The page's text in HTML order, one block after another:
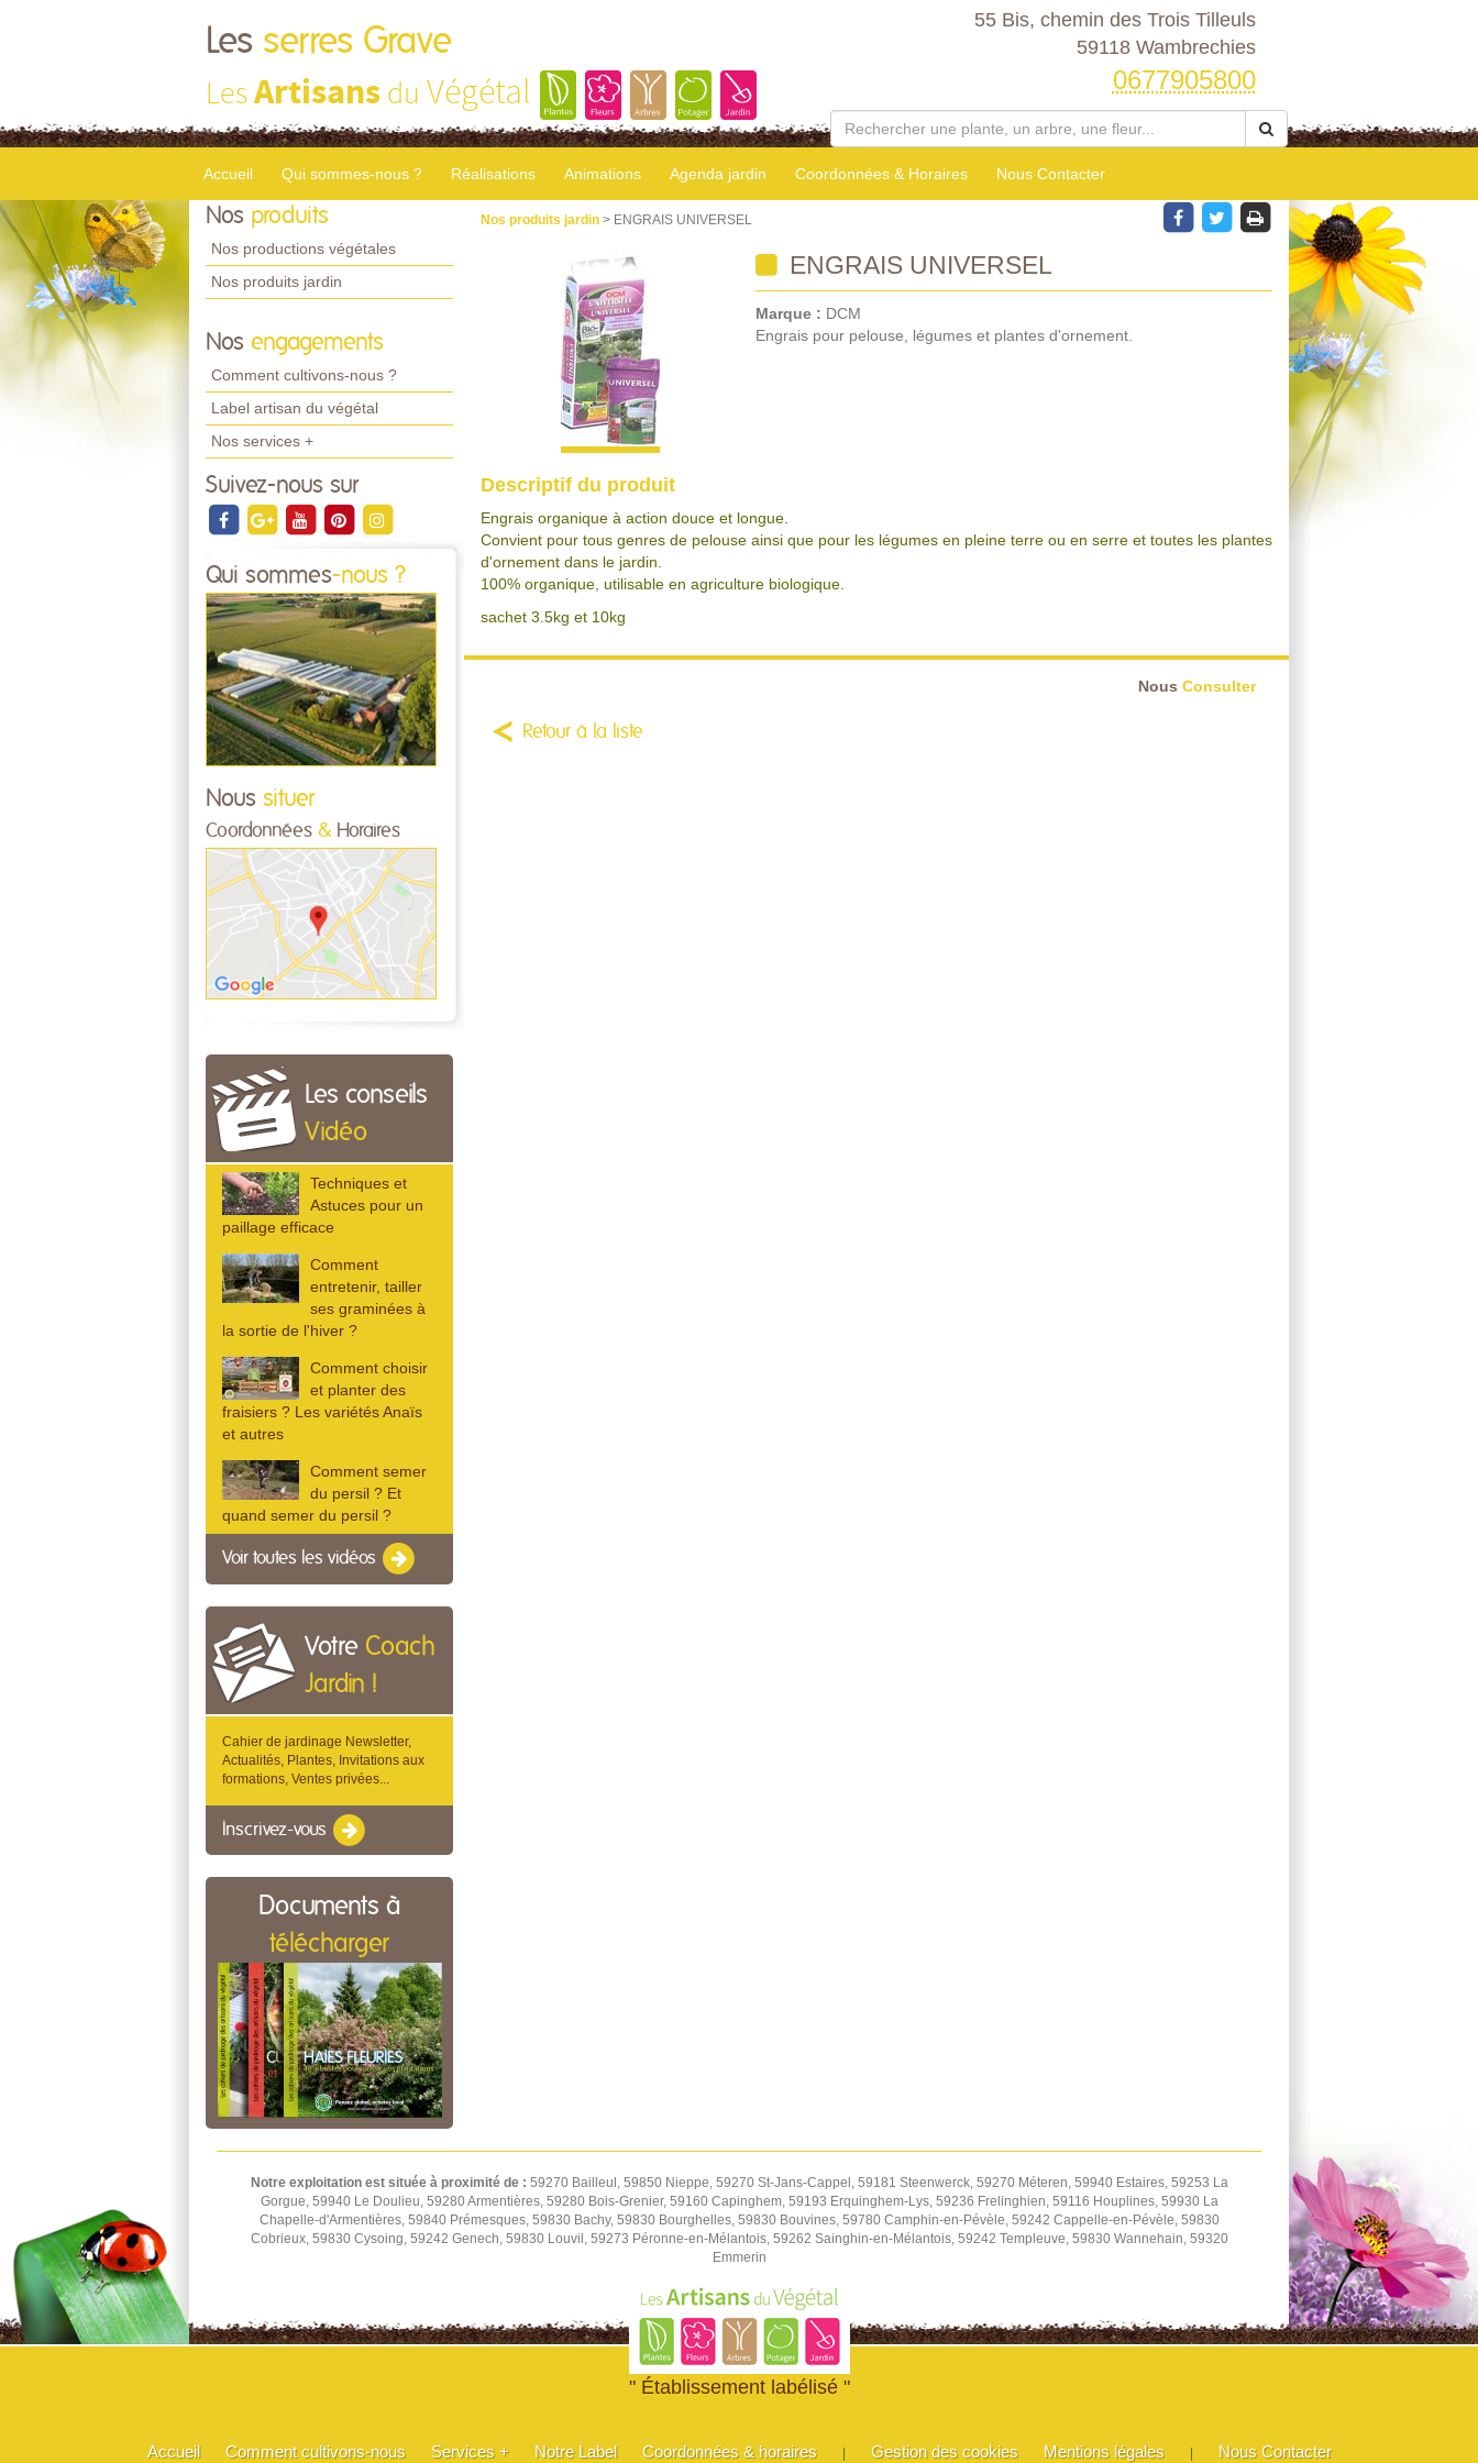
Les serres Grave
LesArtisans du Végétal
55 Bis, chemin des Trois Tilleuls
59118 Wambrechies
0677905800
Accueil Qui sommes-nous ? Réalisations Animations Agenda jardin Coordonnées & Horaires Nous Contacter
Nos produits
Nos productions végétales
Nos produits jardin
Nos engagements
Comment cultivons-nous ?
Label artisan du végétal
Nos services +
Suivez-nous sur
Qui sommes-nous ?
Nous situer
Coordonnées & Horaires
Les conseils
Vidéo
Techniques et
Astuces pour un
paillage efficace
Comment
entretenir, tailler
ses graminées à
la sortie de l'hiver ?
Comment choisir
et planter des
fraisiers ? Les variétés Anaïs
et autres
Comment semer
du persil ? Et
quand semer du persil ?
Voir toutes les vidéos
Votre Coach
Jardin !
Cahier de jardinage Newsletter,
Actualités, Plantes, Invitations aux
formations, Ventes privées...
Inscrivez-vous
Documents à
télécharger
Nos produits jardin > ENGRAIS UNIVERSEL
ENGRAIS UNIVERSEL
Marque : DCM
Engrais pour pelouse, légumes et plantes d'ornement.
Descriptif du produit
Engrais organique à action douce et longue.
Convient pour tous genres de pelouse ainsi que pour les légumes en pleine terre ou en serre et toutes les plantes
d'ornement dans le jardin.
100% organique, utilisable en agriculture biologique.
sachet 3.5kg et 10kg
Nous Consulter
Retour à la liste
Notre exploitation est située à proximité de : 59270 Bailleul, 59850 Nieppe, 59270 St-Jans-Cappel, 59181 Steenwerck, 59270 Méteren, 59940 Estaires, 59253 La
Gorgue, 59940 Le Doulieu, 59280 Armentières, 59280 Bois-Grenier, 59160 Capinghem, 59193 Erquinghem-Lys, 59236 Frelinghien, 59116 Houplines, 59930 La
Chapelle-d'Armentières, 59840 Prémesques, 59830 Bachy, 59830 Bourghelles, 59830 Bouvines, 59780 Camphin-en-Pévèle, 59242 Cappelle-en-Pévèle, 59830
Cobrieux, 59830 Cysoing, 59242 Genech, 59830 Louvil, 59273 Péronne-en-Mélantois, 59262 Sainghin-en-Mélantois, 59242 Templeuve, 59830 Wannehain, 59320
Emmerin
" Établissement labélisé "
Accueil Comment cultivons-nous Services + Notre Label Coordonnées & horaires Gestion des cookies Mentions légales Nous Contacter